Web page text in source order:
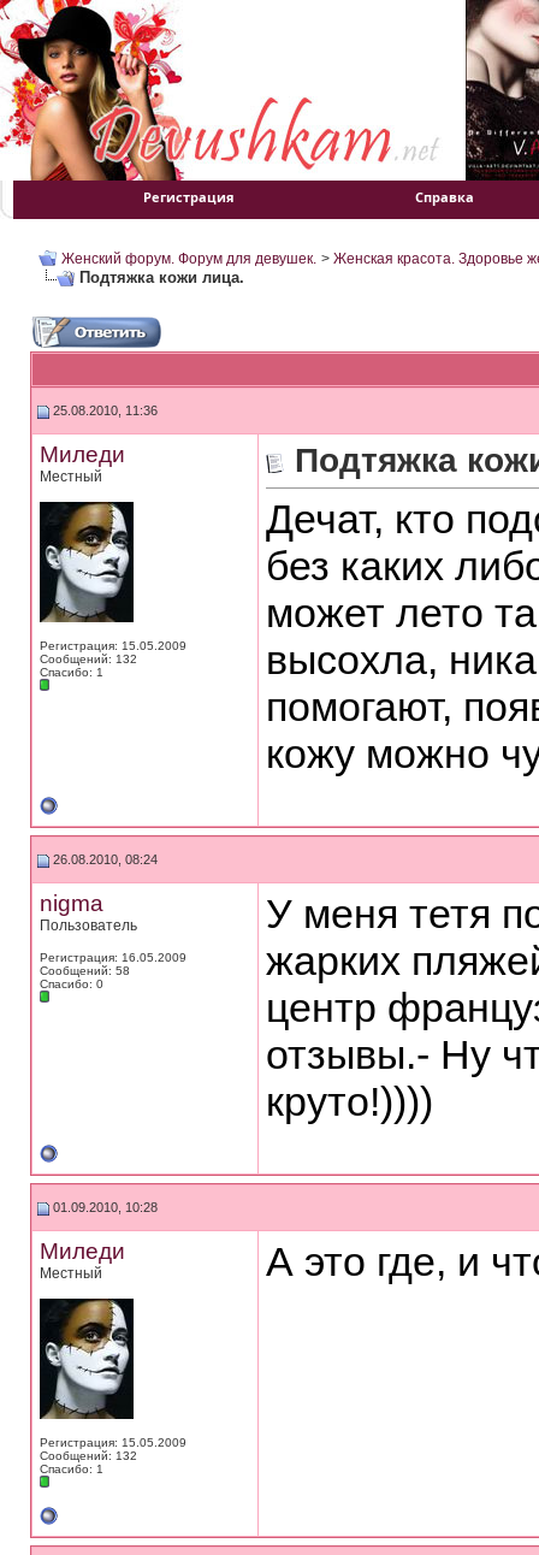
Регистрация Справка
Женский форум. Форум для девушек. > Женская красота. Здоровье
Подтяжка кожи лица.
25.08.2010, 11:36
Миледи
Местный
Регистрация: 15.05.2009
Сообщений: 132
Спасибо: 1
Подтяжка
Дечат, кто
без каких
может лето
высохла,
помогают,
кожу можно
26.08.2010, 08:24
nigma
Пользователь
Регистрация: 16.05.2009
Сообщений: 58
Спасибо: 0
У меня тетя
жарких
центр
отзывы.- Ну
круто!))))
01.09.2010, 10:28
Миледи
Местный
Регистрация: 15.05.2009
Сообщений: 132
Спасибо: 1
А это где, и